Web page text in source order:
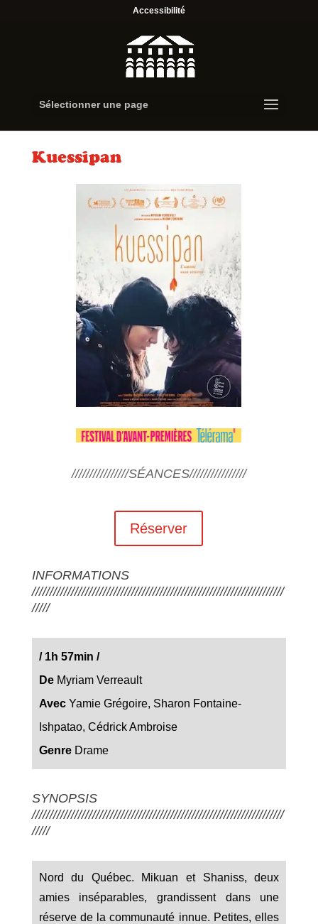
Accessibilité
Sélectionner une page
Kuessipan
////////////////SÉANCES////////////////
Réserver
INFORMATIONS
///////////////////////////////////////////////////////////////////////
/////
/1h 57min /
DeMyriam Verreault
AvecYamie Grégoire, Sharon Fontaine-
Ishpatao, Cédrick Ambroise
GenreDrame
SYNOPSIS
///////////////////////////////////////////////////////////////////////
/////
Nord du Québec. Mikuan et Shaniss, deux
amies inséparables, grandissent dans une
réserve de la communauté innue. Petites, elles